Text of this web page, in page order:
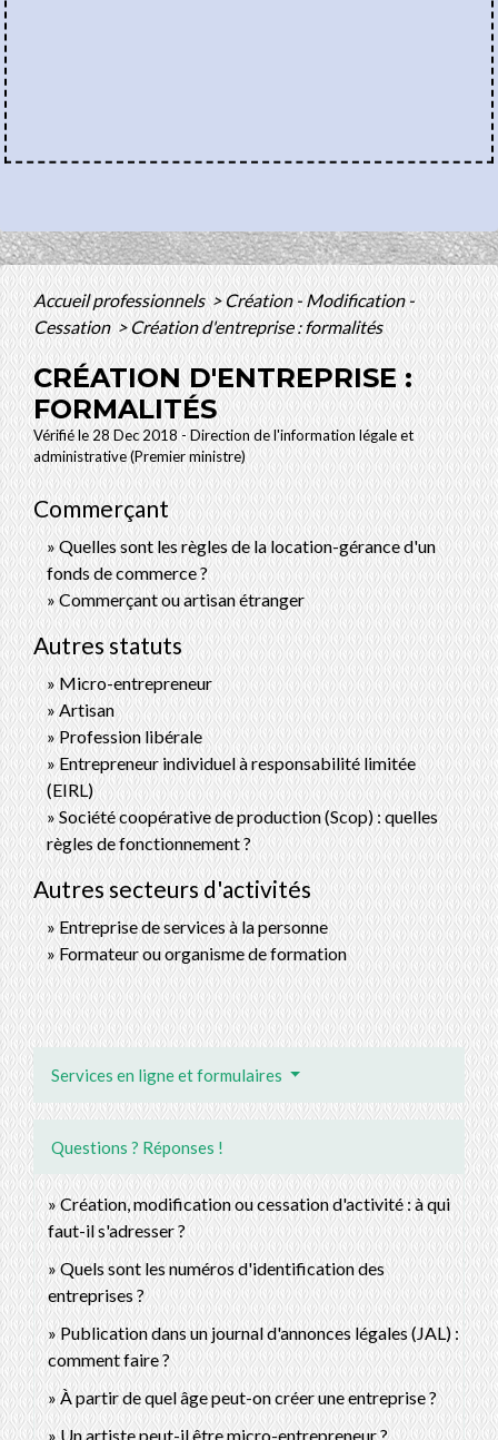
Accueil professionnels>Création - Modification -
Cessation >Création d'entreprise : formalités
CRÉATION D'ENTREPRISE :
FORMALITÉS
Vérifié le 28 Dec 2018 - Direction de l'information légale et
administrative (Premier ministre)
Commerçant
Quelles sont les règles de la location-gérance d'un
fonds de commerce ?
Commerçant ou artisan étranger
Autres statuts
Micro-entrepreneur
Artisan
Profession libérale
Entrepreneur individuel à responsabilité limitée
(EIRL)
Société coopérative de production (Scop) : quelles
règles de fonctionnement ?
Autres secteurs d'activités
Entreprise de services à la personne
Formateur ou organisme de formation
Services en ligne et formulaires
Questions ? Réponses !
Création, modification ou cessation d'activité : à qui
faut-il s'adresser ?
Quels sont les numéros d'identification des
entreprises ?
Publication dans un journal d'annonces légales (JAL) :
comment faire ?
À partir de quel âge peut-on créer une entreprise ?
Un artiste peut-il être micro-entrepreneur ?